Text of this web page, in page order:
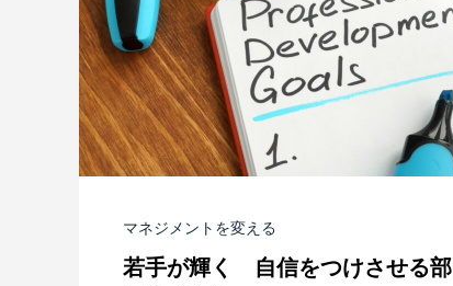
マネジメントを変える
若手が輝く 自信をつけさせる部